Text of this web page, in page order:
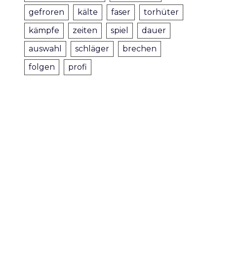
gefroren
kälte faser
torhüter
kämpfe
zeiten spiel
dauer
auswahl
schläger
brechen
folgen
profi